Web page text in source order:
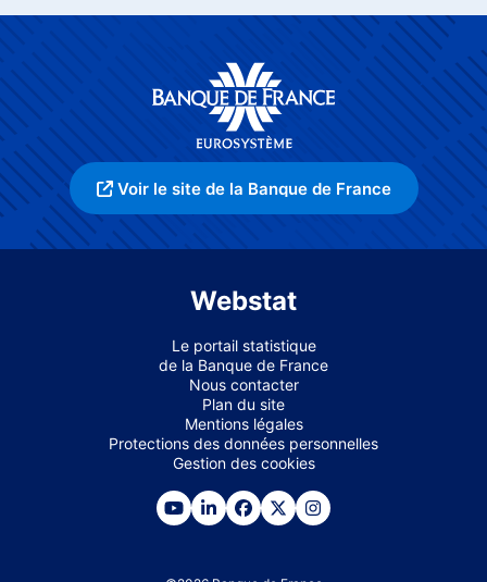
Voir le site de la Banque de France
Webstat
Le portail statistique
de la Banque de France
Nous contacter
Plan du site
Mentions légales
Protections des données personnelles
Gestion des cookies